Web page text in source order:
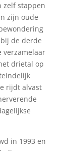
zelf stappen
zijn oude
de derde
verzamelaar
drietal op
rijdt alvast
in 1993 en